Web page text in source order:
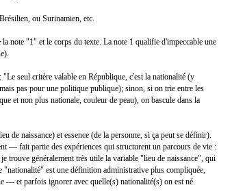
ou Surinamien, etc.
note "1" et le corps du texte. La note 1 qualifie d'impeccable une
seul critère valable en République, c'est la nationalité (y
pas pour une politique publique); sinon, si on trie entre les
et non plus nationale, couleur de peau), on bascule dans la
de naissance) et essence (de la personne, si ça peut se définir).
— fait partie des expériences qui structurent un parcours de vie :
trouve généralement très utile la variable "lieu de naissance", qui
"nationalité" est une définition administrative plus compliquée,
— et parfois ignorer avec quelle(s) nationalité(s) on est né.